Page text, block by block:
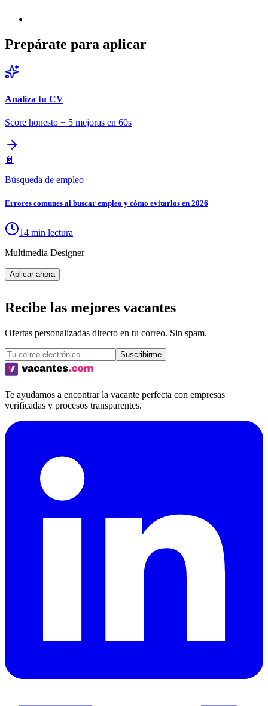
Prepárate para aplicar
Analiza tu CV
Score honesto + 5 mejoras en 60s
📄
Búsqueda de empleo
Errores comunes al buscar empleo y cómo evitarlos en 2026
14 min lectura
Multimedia Designer
Aplicar ahora
Recibe las mejores vacantes
Ofertas personalizadas directo en tu correo. Sin spam.
Suscribirme
Te ayudamos a encontrar la vacante perfecta con empresas
verificadas y procesos transparentes.